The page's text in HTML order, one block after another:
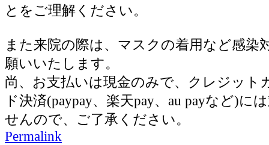
とをご理解ください。
また来院の際は、マスクの着用など感染
願いいたします。
尚、お支払いは現金のみで、クレジット
ド決済(paypay、楽天pay、au payなど)に
せんので、ご了承ください。
Permalink